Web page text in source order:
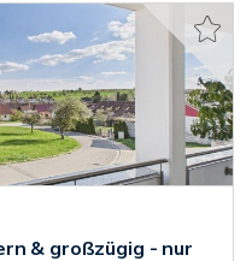
& großzügig - nur